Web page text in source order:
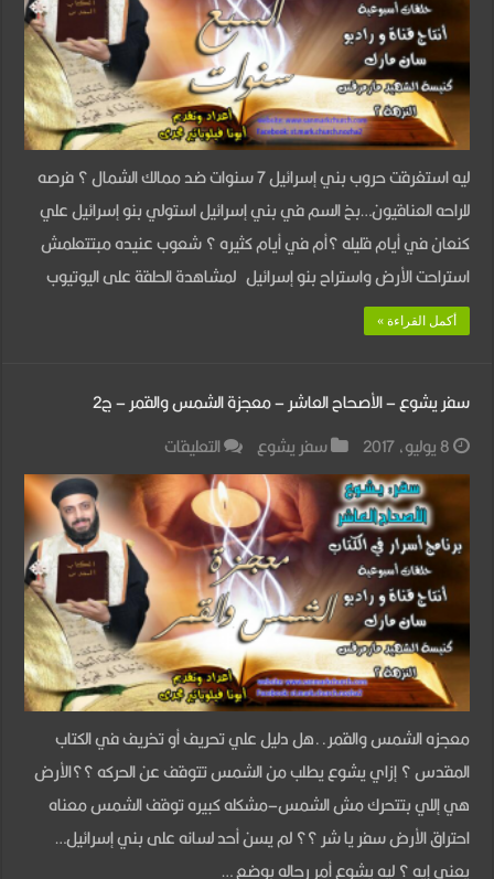
الأصحاح
الحادى
عشر
–
حروب
السبع
سنوات
–
ج2
ليه استغرقت حروب بني إسرائيل 7 سنوات ضد ممالك الشمال ؟ فرصه
للراحه العناقيون…بخ السم في بني إسرائيل استولي بنو إسرائيل علي
كنعان في أيام قليله ؟أم في أيام كثيره ؟ شعوب عنيده مبتتعلمش
استراحت الأرض واستراح بنو إسرائيل لمشاهدة الحلقة على اليوتيوب
أكمل القراءة »
سفر يشوع – الأصحاح العاشر – معجزة الشمس والقمر – ج2
8 يوليو، 2017
سفر يشوع التعليقات
سفر
يشوع
–
الأصحاح
العاشر
–
معجزة
الشمس
والقمر
–
ج2
مغلقة
معجزه الشمس والقمر..هل دليل علي تحريف أو تخريف في الكتاب
المقدس ؟ إزاي يشوع يطلب من الشمس تتوقف عن الحركه ؟؟الأرض
هي إللي بتتحرك مش الشمس–مشكله كبيره توقف الشمس معناه
احتراق الأرض سفر يا شر ؟؟ لم يسن أحد لسانه على بني إسرائيل…
يعني إيه ؟ ليه يشوع أمر رجاله بوضع …